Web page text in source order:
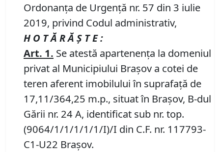
Ordonanța de Urgență nr. 57 din 3 iulie
2019, privind Codul administrativ,
H O T Ă R Ă Ş T E :
Art. 1. Se atestă apartenența la domeniul
privat al Municipiului Brașov a cotei de
teren aferent imobilului în suprafață de
17,11/364,25 m.p., situat în Brașov, B-dul
Gării nr. 24 A, identificat sub nr. top.
(9064/1/1/1/1/1/I)/I din C.F. nr. 117793-
C1-U22 Brașov.